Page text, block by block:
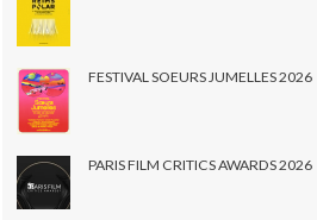
FESTIVAL SOEURS JUMELLES 2026
PARIS FILM CRITICS AWARDS 2026